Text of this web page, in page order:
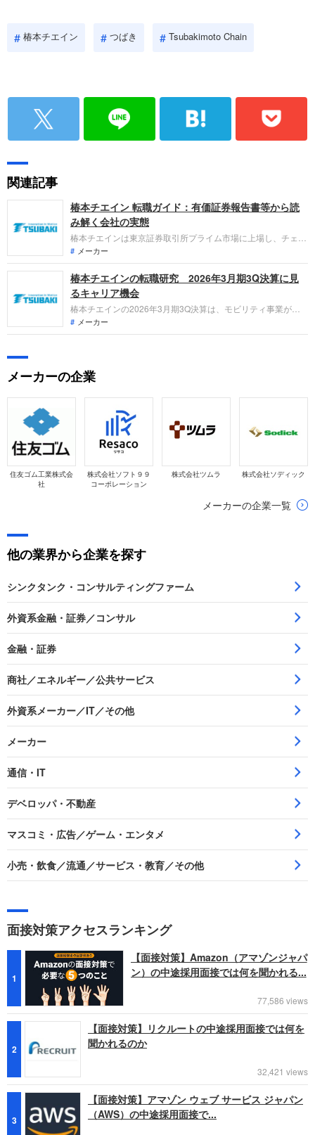
椿本チエイン つばき Tsubakimoto Chain
関連記事
椿本チエイン 転職ガイド：有価証券報告書等から読
み解く会社の実態
椿本チエインは東京証券取引所プライム市場に上場し、チェー
ン、モーションコントロール、モビリティ、マテハン事業を展
開する企業です。直近の業績は、米国等での販売増により増収
を達成したものの、一時的な費用計上で営業減益となりまし
た。一方、最終利益は負ののれん計上により増益となっていま
す。
メーカー
椿本チエインの転職研究 2026年3月期3Q決算に見
るキャリア機会
椿本チエインの2026年3月期3Q決算は、モビリティ事業が利
益18.1%増と躍進。2026年1月には大同工業を完全子会社化
し、グローバル競争力を大幅に強化しています。世界シェア
メーカー
メーカーの企業
住友ゴム工業株式会
社
株式会社ソフト９９
コーポレーション
株式会社ツムラ 株式会社ソディック
メーカーの企業一覧
他の業界から企業を探す
シンクタンク・コンサルティングファーム
外資系金融・証券／コンサル
金融・証券
商社／エネルギー／公共サービス
外資系メーカー／IT／その他
メーカー
通信・IT
デベロッパ・不動産
マスコミ・広告／ゲーム・エンタメ
小売・飲食／流通／サービス・教育／その他
面接対策アクセスランキング
1
【面接対策】Amazon（アマゾンジャパ
ン）の中途採用面接では何を聞かれる...
77,586 views
2
【面接対策】リクルートの中途採用面接では何を
聞かれるのか
32,421 views
3
【面接対策】アマゾン ウェブ サービス ジャパン
（AWS）の中途採用面接で...